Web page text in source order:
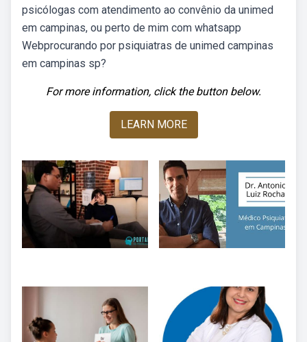
psicólogas com atendimento ao convênio da unimed
em campinas, ou perto de mim com whatsapp
Webprocurando por psiquiatras de unimed campinas
em campinas sp?
For more information, click the button below.
LEARN MORE